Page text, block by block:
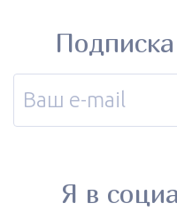
Я в